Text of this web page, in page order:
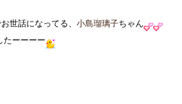
世話になってる、 小島瑠璃子ちゃん
たーーーー